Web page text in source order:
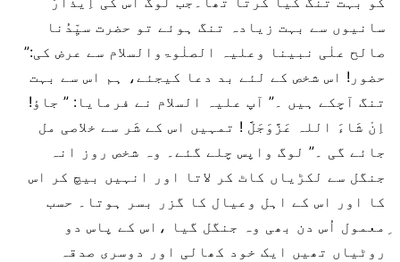
سانیوں سے بہت زیادہ تنگ ہوئے تو حضرت سیِّدُنا
صالح علٰی نبینا وعلیہ الصلٰوۃوالسلام سے عرض کی:”
حضور! اس شخص کے لئے بد دعا کیجئے، ہم اس سے بہت
تنگ آچکے ہیں ۔” آپ علیہ السلام نے فرمایا: ” جاؤ!
اِنْ شَاءَ اللہ عَزَّوَجَلَّ ! تمہیں اس کے شَر سے خلاصی مل
جائے گی ۔” لوگ واپس چلے گئے۔ وہ شخص روز انہ
جنگل سے لکڑیاں کاٹ کر لاتا اور انہیں بیچ کر اس
کا اور اس کے اہل وعیال کا گزر بسر ہوتا۔ حسب
ِمعمول اُس دن بھی وہ جنگل گیا ،اس کے پاس دو
روٹیاں تھیں ایک خود کھالی اور دوسری صدقہ